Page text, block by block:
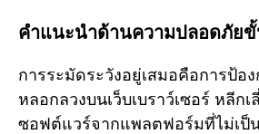
คำแนะนำด้านความปลอดภัย
การระมัดระวังอยู่เสมอคือการป้อ
หลอกลวงบนเว็บเบราว์เซอร์ หลีก
ซอฟต์แวร์จากแพลตฟอร์มที่ไม่เป็